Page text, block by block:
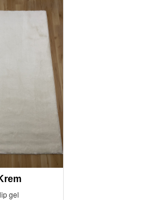
gel